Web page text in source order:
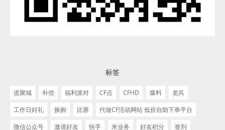
标签
道聚城 补偿 福利派对 CF点 CFHD 爆料
老兵
工作日好礼
换购 比赛
代做CF活动网站 低价自助下单平台
微信公众号
邀请好友 快手 米业务 好友积分 签到